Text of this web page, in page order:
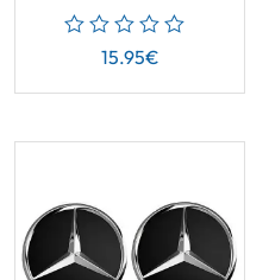
15.95€